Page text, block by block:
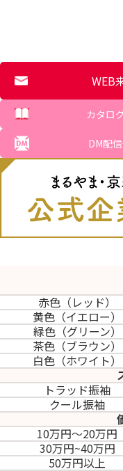
WEB
カタロ
DM配
赤色（レッド）
黄色（イエロー）
緑色（グリーン）
茶色（ブラウン）
白色（ホワイト）
トラッド振袖
クール振袖
10万円～20万円
30万円~40万円
50万円以上